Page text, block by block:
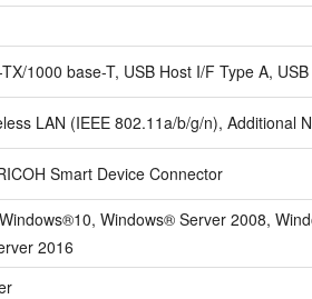
1000 base-T, USB Host I/F Type A,
LAN (IEEE 802.11a/b/g/n), Additional
Smart Device Connector
Windows® Server 2008,
2016